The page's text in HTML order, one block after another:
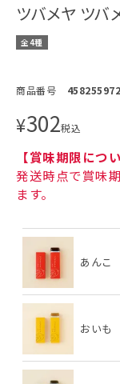
ツバメヤ ツバ
全4種
商品番号
¥302税込
【賞味期限につい
発送時点で賞味
ます。
あんこ
おいも